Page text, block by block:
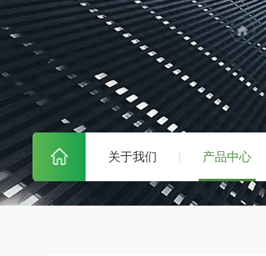
关于我们 产品中心